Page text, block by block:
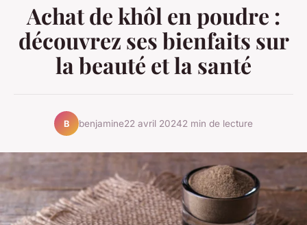
Achat de khôl en poudre :
découvrez ses bienfaits sur
la beauté et la santé
B benjamine22 avril 20242 min de lecture